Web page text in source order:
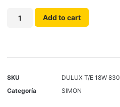
Add to cart
SKU
DULUX T/E 18W 830
Categoría
SIMON